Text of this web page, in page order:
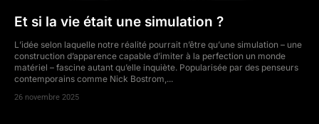
Et si la vie était une simulation ?
L’idée selon laquelle notre réalité pourrait n’être qu’une simulation – une
construction d’apparence capable d’imiter à la perfection un monde
matériel – fascine autant qu’elle inquiète. Popularisée par des penseurs
contemporains comme Nick Bostrom,...
26 novembre 2025